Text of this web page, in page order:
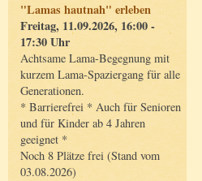
"Lamas hautnah" erleben
Freitag, 11.09.2026, 16:00 -
17:30 Uhr
Achtsame Lama-Begegnung mit
kurzem Lama-Spaziergang für alle
Generationen.
* Barrierefrei * Auch für Senioren
und für Kinder ab 4 Jahren
geeignet *
Noch 8 Plätze frei (Stand vom
03.08.2026)